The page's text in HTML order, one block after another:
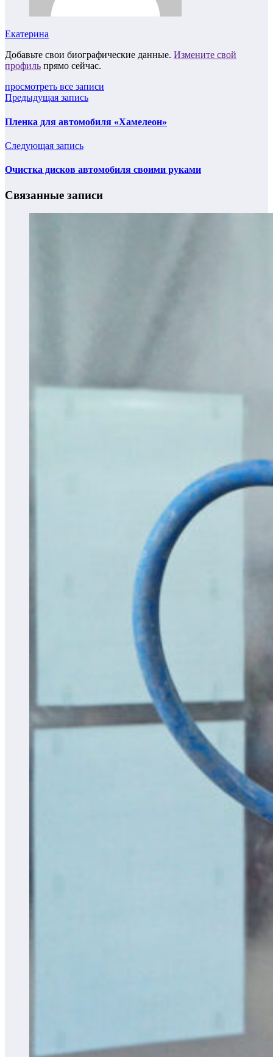
Екатерина
Добавьте свои биографические данные. Измените свой
профиль прямо сейчас.
просмотреть все записи
Предыдущая запись
Пленка для автомобиля «Хамелеон»
Следующая запись
Очистка дисков автомобиля своими руками
Связанные записи